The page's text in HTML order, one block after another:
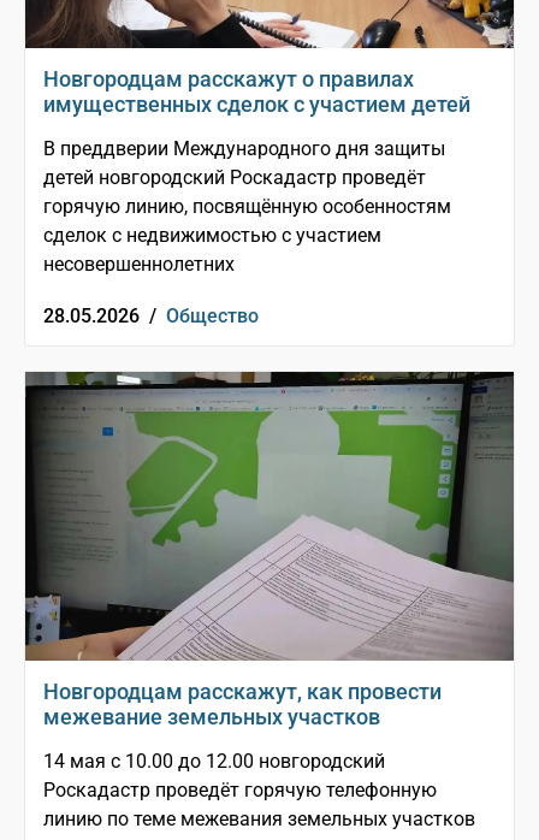
Новгородцам расскажут о правилах
имущественных сделок с участием детей
В преддверии Международного дня защиты
детей новгородский Роскадастр проведёт
горячую линию, посвящённую особенностям
сделок с недвижимостью с участием
несовершеннолетних
28.05.2026 / Общество
Новгородцам расскажут, как провести
межевание земельных участков
14 мая с 10.00 до 12.00 новгородский
Роскадастр проведёт горячую телефонную
линию по теме межевания земельных участков